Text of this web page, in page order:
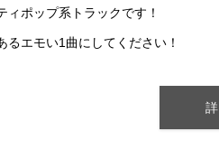
ィポップ系トラックです！
るエモい1曲にしてください！